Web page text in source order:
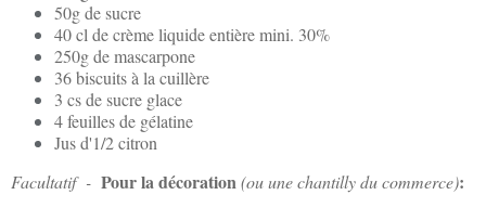
50g de sucre
40 cl de crème liquide entièremini. 30%
250g de mascarpone
36 biscuits à la cuillère
3 cs de sucre glace
4 feuilles de gélatine
Jus d'1/2 citron
Facultatif - Pour la décoration(ou une chantilly du commerce):